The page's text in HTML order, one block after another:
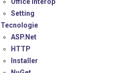
Office Interop
Setting
Tecnologie
ASP.Net
HTTP
Installer